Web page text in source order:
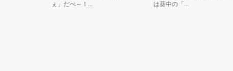
ぇ」だべ～！...
は葵中の「...